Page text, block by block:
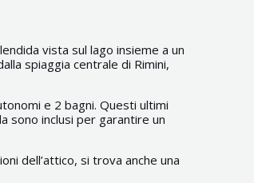
vista sul lago insieme a un
spiaggia centrale di Rimini,
e 2 bagni. Questi ultimi
sono inclusi per garantire un
dell’attico, si trova anche una